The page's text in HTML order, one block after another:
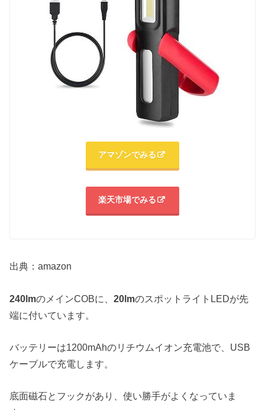
アマゾンでみる
楽天市場でみる
出典：amazon
240lmのメインCOBに、20lmのスポットライトLEDが先
端に付いています。
バッテリーは1200mAhのリチウムイオン充電池で、USB
ケーブルで充電します。
底面磁石とフックがあり、使い勝手がよくなっていま